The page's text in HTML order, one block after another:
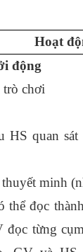
Hoạt
động
trò chơi
HS quan
minh
thể đọc
đọc từng